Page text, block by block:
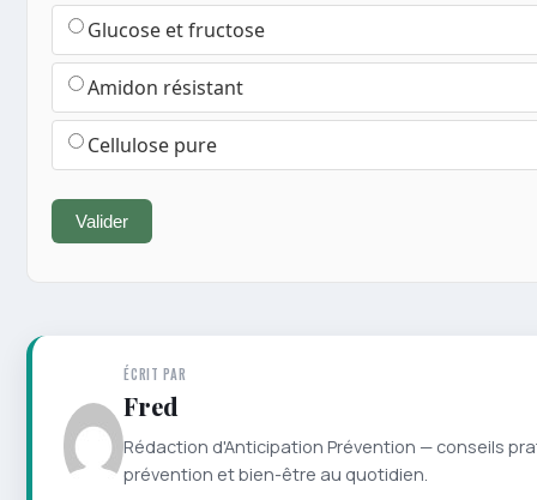
Glucose et fructose
Amidon résistant
Cellulose pure
Valider
ÉCRIT PAR
Fred
Rédaction d'Anticipation Prévention — conseils
prévention et bien-être au quotidien.